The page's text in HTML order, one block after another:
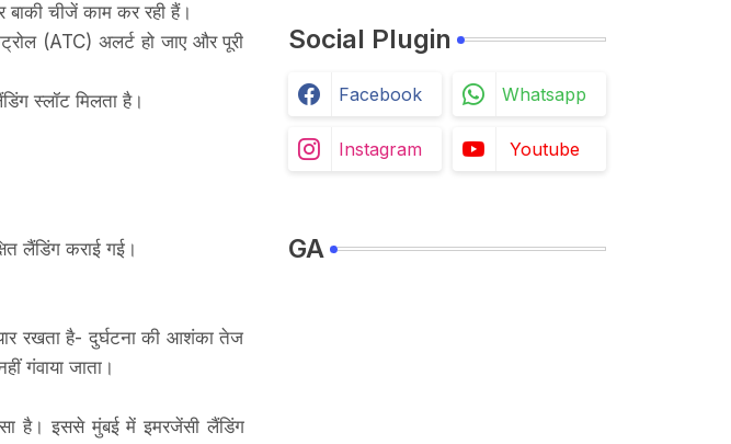
बाकी चीजें काम कर रही हैं।
(ATC) अलर्ट हो जाए और पूरी
स्लॉट मिलता है।
लैंडिंग कराई गई।
रखता है- दुर्घटना की आशंका तेज
गंवाया जाता।
है। इससे मुंबई में इमरजेंसी लैंडिंग
Social Plugin
Facebook Whatsapp
Instagram Youtube
GA